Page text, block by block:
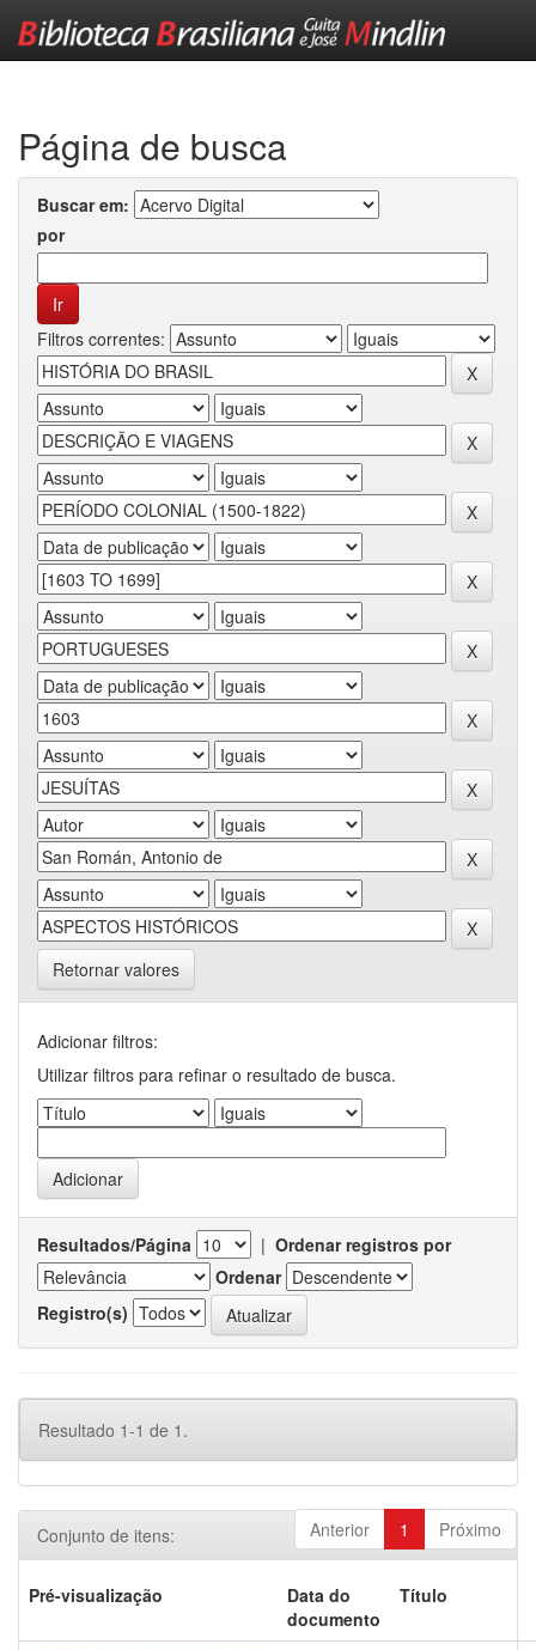
Página de busca
Buscar em:
por
Filtros correntes:
Retornar valores
Adicionar filtros:
Utilizar filtros para refinar o resultado de busca.
Resultados/Página | Ordenar registros por
Ordenar
Registro(s)
Resultado 1-1 de 1.
Anterior 1 Próximo
Conjunto de itens:
Pré-visualização
Data do
documento
Título